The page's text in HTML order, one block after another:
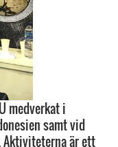
medverkat i
samt vid
Aktiviteterna är ett